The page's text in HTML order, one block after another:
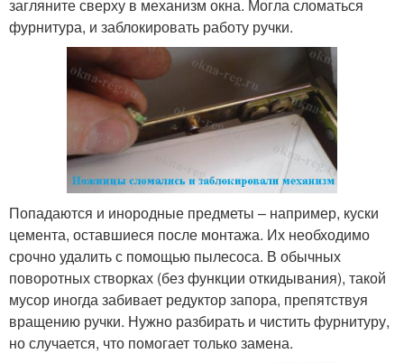
загляните сверху в механизм окна. Могла сломаться
фурнитура, и заблокировать работу ручки.
Попадаются и инородные предметы – например, куски
цемента, оставшиеся после монтажа. Их необходимо
срочно удалить с помощью пылесоса. В обычных
поворотных створках (без функции откидывания), такой
мусор иногда забивает редуктор запора, препятствуя
вращению ручки. Нужно разбирать и чистить фурнитуру,
но случается, что помогает только замена.